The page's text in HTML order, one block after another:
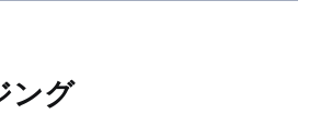
ング